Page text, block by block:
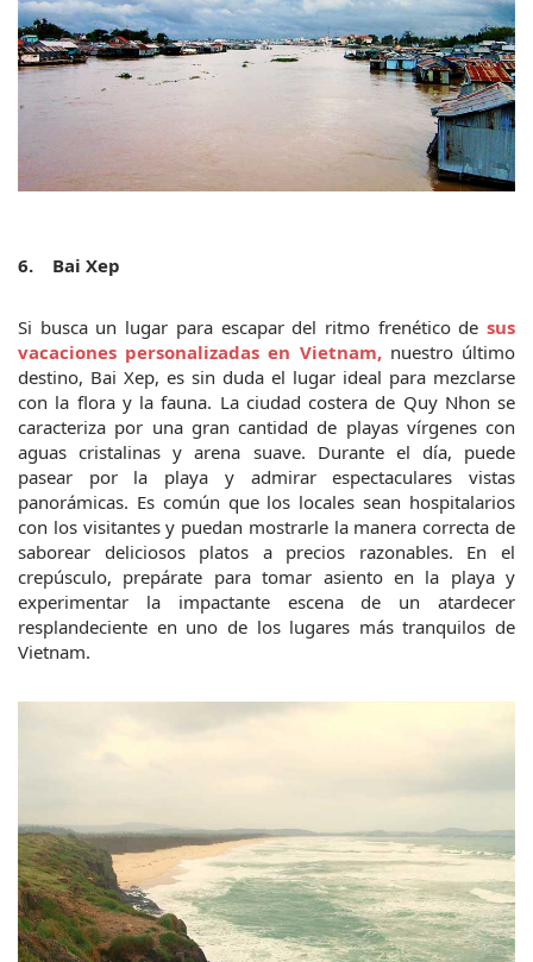
6.    Bai Xep
Si busca un lugar para escapar del ritmo frenético de sus
vacaciones personalizadas en Vietnam, nuestro último
destino, Bai Xep, es sin duda el lugar ideal para mezclarse
con la flora y la fauna. La ciudad costera de Quy Nhon se
caracteriza por una gran cantidad de playas vírgenes con
aguas cristalinas y arena suave. Durante el día, puede
pasear por la playa y admirar espectaculares vistas
panorámicas. Es común que los locales sean hospitalarios
con los visitantes y puedan mostrarle la manera correcta de
saborear deliciosos platos a precios razonables. En el
crepúsculo, prepárate para tomar asiento en la playa y
experimentar la impactante escena de un atardecer
resplandeciente en uno de los lugares más tranquilos de
Vietnam.